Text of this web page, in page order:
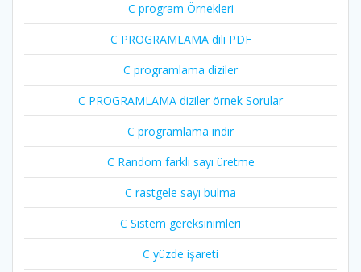
C program Örnekleri
C PROGRAMLAMA dili PDF
C programlama diziler
C PROGRAMLAMA diziler örnek Sorular
C programlama indir
C Random farklı sayı üretme
C rastgele sayı bulma
C Sistem gereksinimleri
C yüzde işareti